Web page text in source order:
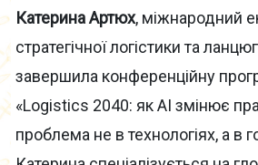
Катерина Артюх, міжнародний
стратегічної логістики та
завершила конференційну
«Logistics 2040: як AI змінює
проблема не в технологіях, а в